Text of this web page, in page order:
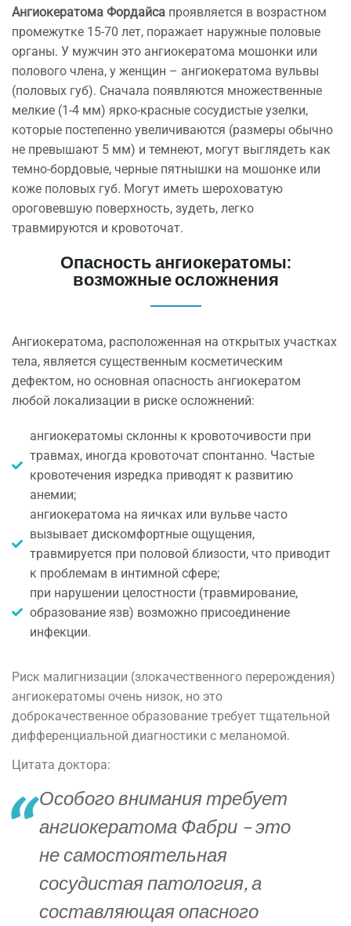
Ангиокератома Фордайса проявляется в возрастном
промежутке 15-70 лет, поражает наружные половые
органы. У мужчин это ангиокератома мошонки или
полового члена, у женщин – ангиокератома вульвы
(половых губ). Сначала появляются множественные
мелкие (1-4 мм) ярко-красные сосудистые узелки,
которые постепенно увеличиваются (размеры обычно
не превышают 5 мм) и темнеют, могут выглядеть как
темно-бордовые, черные пятнышки на мошонке или
коже половых губ. Могут иметь шероховатую
ороговевшую поверхность, зудеть, легко
травмируются и кровоточат.
Опасность ангиокератомы:
возможные осложнения
Ангиокератома, расположенная на открытых участках
тела, является существенным косметическим
дефектом, но основная опасность ангиокератом
любой локализации в риске осложнений:
ангиокератомы склонны к кровоточивости при
травмах, иногда кровоточат спонтанно. Частые
кровотечения изредка приводят к развитию
анемии;
ангиокератома на яичках или вульве часто
вызывает дискомфортные ощущения,
травмируется при половой близости, что приводит
к проблемам в интимной сфере;
при нарушении целостности (травмирование,
образование язв) возможно присоединение
инфекции.
Риск малигнизации (злокачественного перерождения)
ангиокератомы очень низок, но это
доброкачественное образование требует тщательной
дифференциальной диагностики с меланомой.
Цитата доктора:
Особого внимания требует
ангиокератома Фабри – это
не самостоятельная
сосудистая патология, а
составляющая опасного